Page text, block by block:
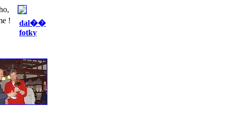
!
dal��
fotky